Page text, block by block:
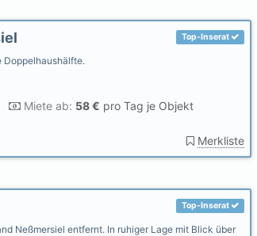
Top-Inserat
Doppelhaushälfte.
Miete ab: 58 € pro Tag je Objekt
Merkliste
Top-Inserat
Neßmersiel entfernt. In ruhiger Lage mit Blick über